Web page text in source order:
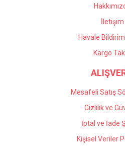
İletişim
Havale
Kargo
Mesafeli Satış
Gizlilik ve
İptal ve İade
Kişisel Veriler